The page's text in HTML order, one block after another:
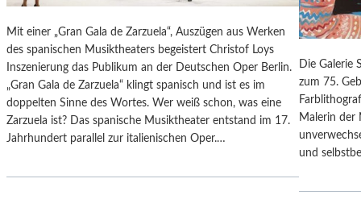
I
K
–
A
U
S
B
L
L
N
–
A
U
S
S
Mit einer „Gran Gala de Zarzuela“, Auszügen aus Werken
des spanischen Musiktheaters begeistert Christof Loys
Inszenierung das Publikum an der Deutschen Oper Berlin.
„Gran Gala de Zarzuela“ klingt spanisch und ist es im
doppelten Sinne des Wortes. Wer weiß schon, was eine
Zarzuela ist? Das spanische Musiktheater entstand im 17.
Jahrhundert parallel zur italienischen Oper.…
Die Galerie
zum 75.
Malerin der
und